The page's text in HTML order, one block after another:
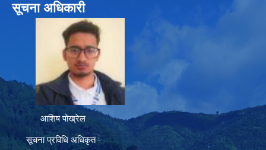
सूचना अधिकारी
आशिष पोख्रेल
सूचना प्रविधि अधिकृत